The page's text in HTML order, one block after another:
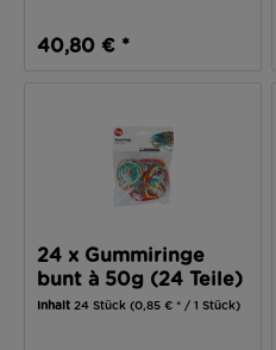
40,80 € *
24 x Gummiringe
bunt à 50g (24 Teile)
Inhalt 24 Stück(0,85 € * / 1 Stück)